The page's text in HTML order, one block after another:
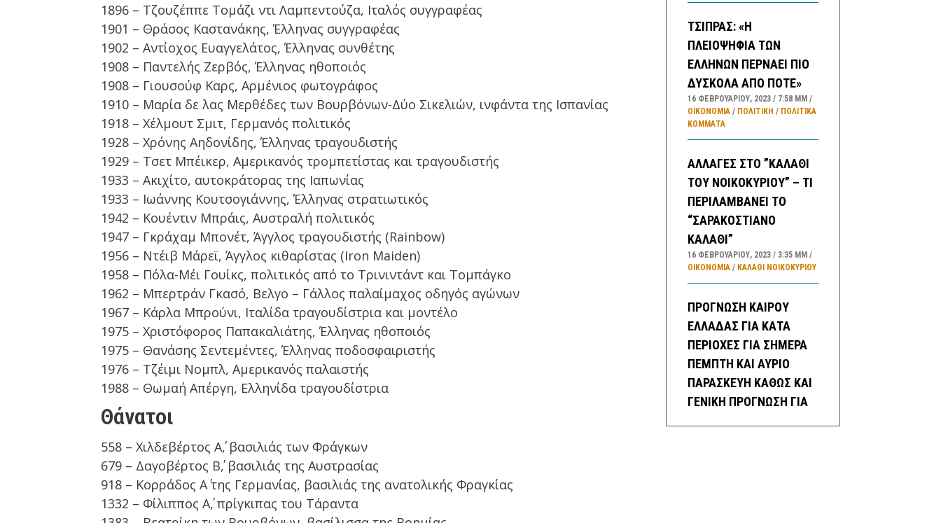
1896 – Τζουζέππε Τομάζι ντι Λαμπεντούζα, Ιταλός συγγραφέας
1901 – Θράσος Καστανάκης, Έλληνας συγγραφέας
1902 – Αντίοχος Ευαγγελάτος, Έλληνας συνθέτης
1908 – Παντελής Ζερβός, Έλληνας ηθοποιός
1908 – Γιουσούφ Καρς, Αρμένιος φωτογράφος
1910 – Μαρία δε λας Μερθέδες των Βουρβόνων-Δύο Σικελιών, ινφάντα της Ισπανίας
1918 – Χέλμουτ Σμιτ, Γερμανός πολιτικός
1928 – Χρόνης Αηδονίδης, Έλληνας τραγουδιστής
1929 – Τσετ Μπέικερ, Αμερικανός τρομπετίστας και τραγουδιστής
1933 – Ακιχίτο, αυτοκράτορας της Ιαπωνίας
1933 – Ιωάννης Κουτσογιάννης, Έλληνας στρατιωτικός
1942 – Κουέντιν Μπράις, Αυστραλή πολιτικός
1947 – Γκράχαμ Μπονέτ, Άγγλος τραγουδιστής (Rainbow)
1956 – Ντέιβ Μάρεϊ, Άγγλος κιθαρίστας (Iron Maiden)
1958 – Πόλα-Μέι Γουίκς, πολιτικός από το Τρινιντάντ και Τομπάγκο
1962 – Μπερτράν Γκασό, Βελγο – Γάλλος παλαίμαχος οδηγός αγώνων
1967 – Κάρλα Μπρούνι, Ιταλίδα τραγουδίστρια και μοντέλο
1975 – Χριστόφορος Παπακαλιάτης, Έλληνας ηθοποιός
1975 – Θανάσης Σεντεμέντες, Έλληνας ποδοσφαιριστής
1976 – Τζέιμι Νομπλ, Αμερικανός παλαιστής
1988 – Θωμαή Απέργη, Ελληνίδα τραγουδίστρια
Θάνατοι
558 – Χιλδεβέρτος Α΄, βασιλιάς των Φράγκων
679 – Δαγοβέρτος Β΄, βασιλιάς της Αυστρασίας
918 – Κορράδος Α΄ της Γερμανίας, βασιλιάς της ανατολικής Φραγκίας
1332 – Φίλιππος Α΄, πρίγκιπας του Τάραντα
ΤΣΙΠΡΑΣ: «Η
ΠΛΕΙΟΨΗΦΙΑ ΤΩΝ
ΕΛΛΗΝΩΝ ΠΕΡΝΑΕΙ ΠΙΟ
ΔΥΣΚΟΛΑ ΑΠΟ ΠΟΤΕ»
16 ΦΕΒΡΟΥΑΡΊΟΥ, 2023 7:58 ΜΜ
ΟΙΚΟΝΟΜΙΑ/ ΠΟΛΙΤΙΚΗ / ΠΟΛΙΤΙΚΆ
ΚΌΜΜΑΤΑ
ΑΛΛΑΓΕΣ ΣΤΟ ”ΚΑΛΑΘΙ
ΤΟΥ ΝΟΙΚΟΚΥΡΙΟΥ” – ΤΙ
ΠΕΡΙΛΑΜΒΑΝΕΙ ΤΟ
“ΣΑΡΑΚΟΣΤΙΑΝΟ
ΚΑΛΑΘΙ”
16 ΦΕΒΡΟΥΑΡΊΟΥ, 2023 3:35 ΜΜ
ΟΙΚΟΝΟΜΙΑ/ ΚΑΛΑΘΙ ΝΟΙΚΟΚΥΡΙΟΥ
ΠΡΟΓΝΩΣΗ ΚΑΙΡΟΥ
ΕΛΛΑΔΑΣ ΓΙΑ ΚΑΤΑ
ΠΕΡΙΟΧΕΣ ΓΙΑ ΣΗΜΕΡΑ
ΠΕΜΠΤΗ ΚΑΙ ΑΥΡΙΟ
ΠΑΡΑΣΚΕΥΗ ΚΑΘΩΣ ΚΑΙ
ΓΕΝΙΚΗ ΠΡΟΓΝΩΣΗ ΓΙΑ